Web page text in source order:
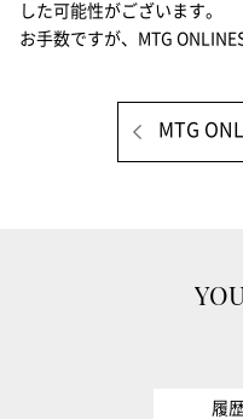
した可能性がございます。
お手数ですが、MTG
MTG
履